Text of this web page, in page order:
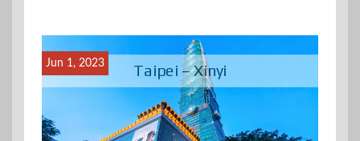
Taipei – Xinyi
Jun 1, 2023